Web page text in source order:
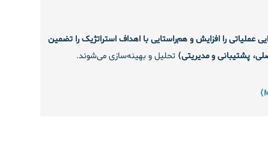
عملیاتی را افزایش و هم‌راستایی با اهداف استراتژیک را تضمین
پشتیبانی و مدیریتی) تحلیل و بهینه‌سازی می‌شوند.